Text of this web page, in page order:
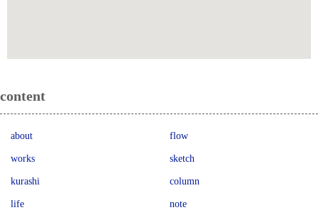
content
about flow
works sketch
kurashi column
life note